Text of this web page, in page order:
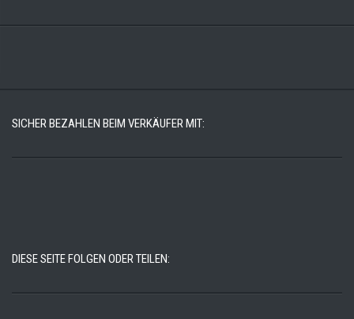
SICHER BEZAHLEN BEIM VERKÄUFER MIT:
DIESE SEITE FOLGEN ODER TEILEN: